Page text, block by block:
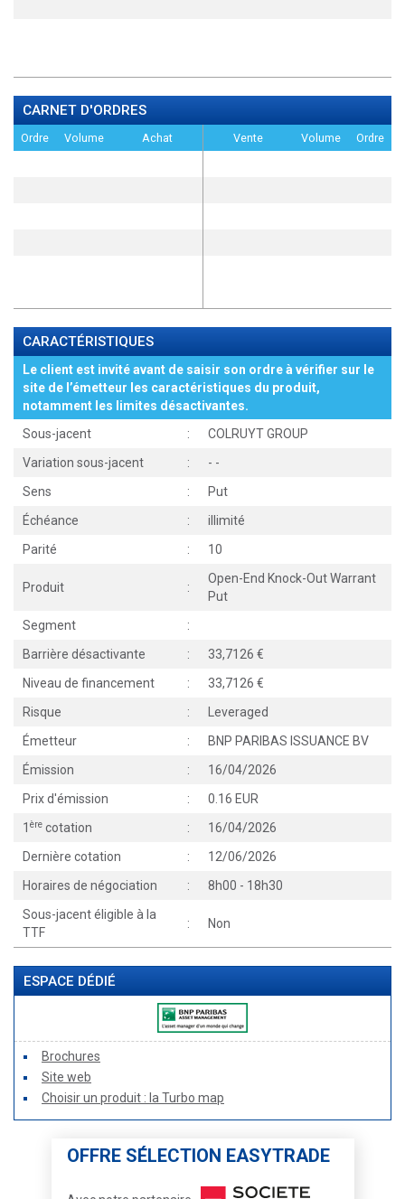
CARNET D'ORDRES
Ordre Volume Achat Vente Volume Ordre
CARACTÉRISTIQUES
Le client est invité avant de saisir son ordre à vérifier sur le
site de l’émetteur les caractéristiques du produit,
notamment les limites désactivantes.
Sous-jacent
:
COLRUYT GROUP
Variation sous-jacent
: - -
Sens
:
Put
Échéance
:
illimité
Parité
: 10
Produit :
Open-End Knock-Out Warrant
Put
Segment
:
Barrière désactivante
:
33,7126
Niveau de financement
:
33,7126
Risque
:
Leveraged
Émetteur
:
BNP PARIBAS ISSUANCE BV
Émission
:
16/04/2026
Prix d'émission
:
0.16 EUR
1 ère cotation :
16/04/2026
Dernière cotation
:
12/06/2026
Horaires de négociation
:
8h00 - 18h30
Sous-jacent éligible à la
TTF
: Non
ESPACE DÉDIÉ
Brochures
Site web
Choisir un produit : la Turbo map
OFFRE SÉLECTION EASYTRADE